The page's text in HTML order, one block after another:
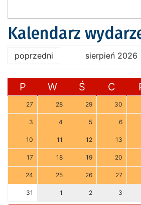
Kalendarz
poprzedni sierpień 2026
P W Ś C
27 28 29 30
3 4 5 6
10 11 12 13
17 18 19 20
24 25 26 27
31 1 2 3